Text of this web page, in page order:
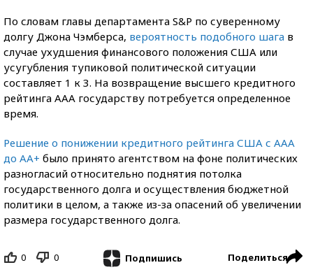
По словам главы департамента S&P по суверенному
долгу Джона Чэмберса, вероятность подобного шага в
случае ухудшения финансового положения США или
усугубления тупиковой политической ситуации
составляет 1 к 3. На возвращение высшего кредитного
рейтинга ААА государству потребуется определенное
время.
Решение о понижении кредитного рейтинга США с ААА
до АА+ было принято агентством на фоне политических
разногласий относительно поднятия потолка
государственного долга и осуществления бюджетной
политики в целом, а также из-за опасений об увеличении
размера государственного долга.
0 0 Подпишись Поделиться